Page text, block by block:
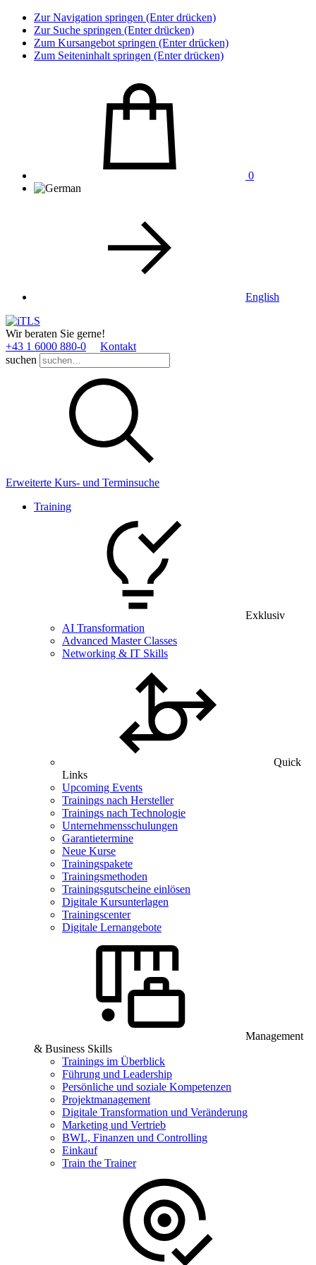
Zur Navigation springen (Enter drücken)
Zur Suche springen (Enter drücken)
Zum Kursangebot springen (Enter drücken)
Zum Seiteninhalt springen (Enter drücken)
0
English
Wir beraten Sie gerne!
+43 1 6000 880­-0
Kontakt
suchen
Erweiterte Kurs- und Terminsuche
Training
Exklusiv
AI Transformation
Advanced Master Classes
Networking & IT Skills
Quick
Links
Upcoming Events
Trainings nach Hersteller
Trainings nach Technologie
Unternehmensschulungen
Garantietermine
Neue Kurse
Trainingspakete
Trainingsmethoden
Trainingsgutscheine einlösen
Digitale Kursunterlagen
Trainingscenter
Digitale Lernangebote
Management
& Business Skills
Trainings im Überblick
Führung und Leadership
Persönliche und soziale Kompetenzen
Projektmanagement
Digitale Transformation und Veränderung
Marketing und Vertrieb
BWL, Finanzen und Controlling
Einkauf
Train the Trainer